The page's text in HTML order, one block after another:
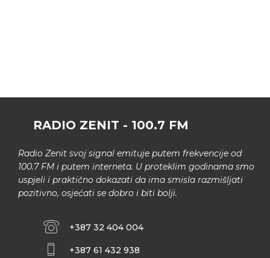
RADIO ZENIT - 100.7 FM
Radio Zenit svoj signal emituje putem frekvencije od
100.7 FM i putem interneta. U proteklim godinama smo
uspjeli i praktično dokazati da ima smisla razmišljati
pozitivno, osjećati se dobro i biti bolji.
+387 32 404 004
+387 61 432 938